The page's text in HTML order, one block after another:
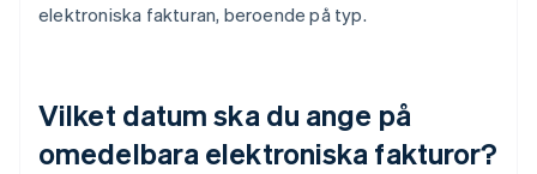
elektroniska fakturan, beroende på typ.
Vilket datum ska du ange på
omedelbara elektroniska fakturor?